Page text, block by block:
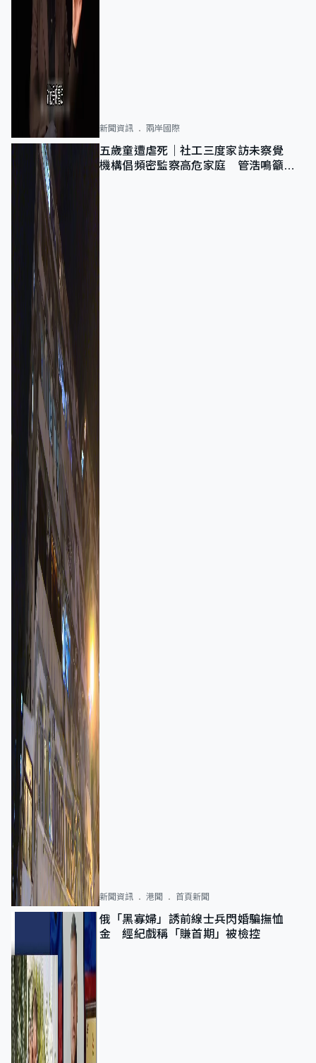
新聞資訊 兩岸國際
五歲童遭虐死｜社工三度家訪未察覺
機構倡頻密監察高危家庭 管浩鳴籲加
新聞資訊 港聞 首頁新聞
俄「黑寡婦」誘前線士兵閃婚騙撫恤
金 經紀戲稱「賺首期」被檢控